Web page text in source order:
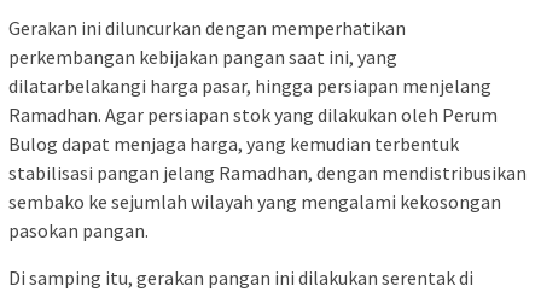
Gerakan ini diluncurkan dengan memperhatikan
perkembangan kebijakan pangan saat ini, yang
dilatarbelakangi harga pasar, hingga persiapan menjelang
Ramadhan. Agar persiapan stok yang dilakukan oleh Perum
Bulog dapat menjaga harga, yang kemudian terbentuk
stabilisasi pangan jelang Ramadhan, dengan mendistribusikan
sembako ke sejumlah wilayah yang mengalami kekosongan
pasokan pangan.
Di samping itu, gerakan pangan ini dilakukan serentak di